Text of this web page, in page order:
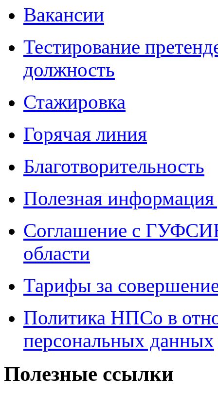
Вакансии
Тестирование
должность
Стажировка
Горячая линия
Благотворительность
Полезная
Соглашение с
области
Тарифы за
Политика НПСо в
персональных данных
Полезные ссылки